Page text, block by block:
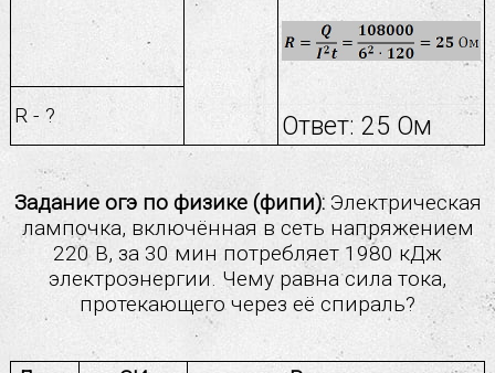
Ответ: 25 Ом
R - ?
Задание огэ по физике (фипи):Электрическая
лампочка, включённая в сеть напряжением
220 В, за 30 мин потребляет 1980 кДж
электроэнергии. Чему равна сила тока,
протекающего через её спираль?